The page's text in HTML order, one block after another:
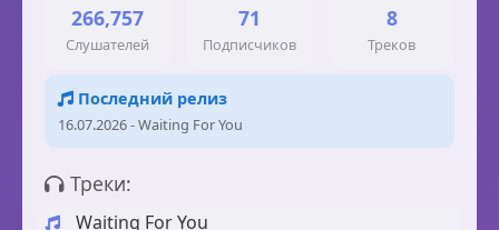
266,757
Слушателей
71
Подписчиков
8
Треков
Последний релиз
16.07.2026 - Waiting For You
Треки:
Waiting For You